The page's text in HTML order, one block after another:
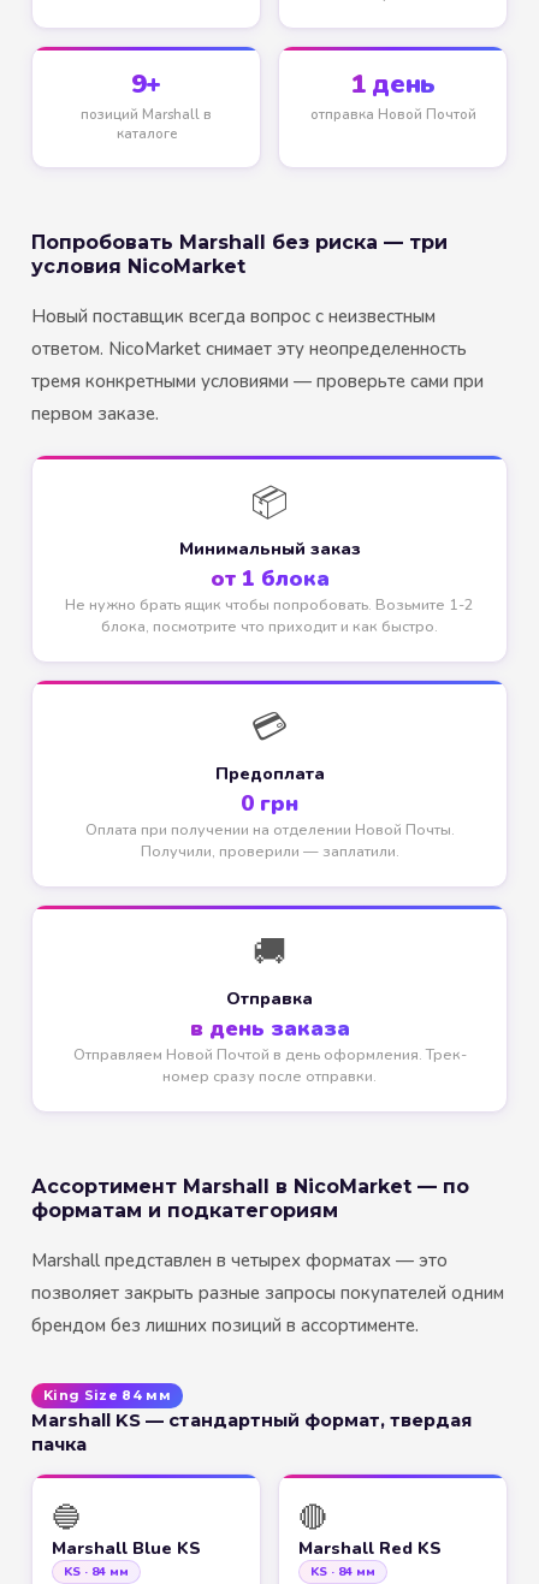
9+
позиций Marshall в
каталоге
1 день
отправка Новой Почтой
Попробовать Marshall без риска — три
условия NicoMarket
Новый поставщик всегда вопрос с неизвестным
ответом. NicoMarket снимает эту неопределенность
тремя конкретными условиями — проверьте сами при
первом заказе.
📦
Минимальный заказ
от 1 блока
Не нужно брать ящик чтобы попробовать. Возьмите 1-2
блока, посмотрите что приходит и как быстро.
💳
Предоплата
0 грн
Оплата при получении на отделении Новой Почты.
Получили, проверили — заплатили.
🚚
Отправка
в день заказа
Отправляем Новой Почтой в день оформления. Трек-
номер сразу после отправки.
Ассортимент Marshall в NicoMarket — по
форматам и подкатегориям
Marshall представлен в четырех форматах — это
позволяет закрыть разные запросы покупателей одним
брендом без лишних позиций в ассортименте.
King Size 84 мм
Marshall KS — стандартный формат, твердая
пачка
🔵
Marshall Blue KS
KS · 84 мм
🔴
Marshall Red KS
KS · 84 мм